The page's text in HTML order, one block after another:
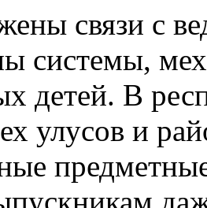
связи с
системы,
детей. В
улусов и